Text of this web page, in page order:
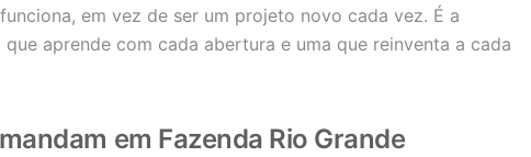
em vez de ser um projeto novo cada vez. É a
aprende com cada abertura e uma que reinventa a cada
em Fazenda Rio Grande